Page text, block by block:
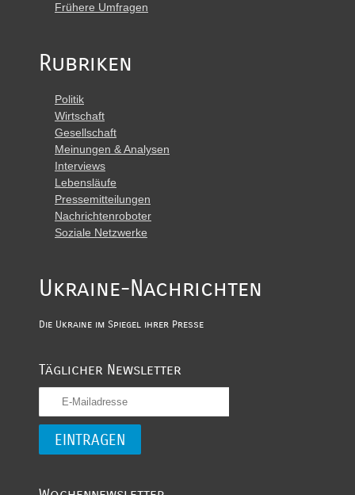
Frühere Umfragen
Rubriken
Politik
Wirtschaft
Gesellschaft
Meinungen & Analysen
Interviews
Lebensläufe
Pressemitteilungen
Nachrichtenroboter
Soziale Netzwerke
Ukraine-Nachrichten
Die Ukraine im Spiegel ihrer Presse
Täglicher Newsletter